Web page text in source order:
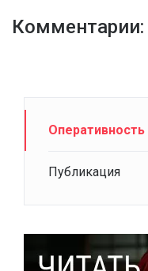
Комментарии:
Оперативность
Публикация